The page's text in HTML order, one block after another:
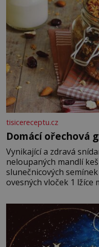
tisicereceptu.cz
Domácí ořechová
Vynikající a zdravá snídaně je tu! Suroviny
neloupaných mandlí
slunečnicových
ovesných vloček 1 lžíce